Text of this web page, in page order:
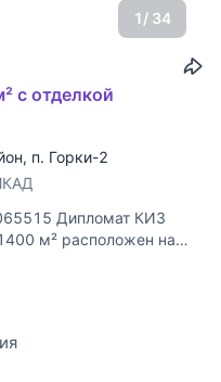
1/ 34
с отделкой
, п. Горки-2
Дипломат КИЗ
м² расположен на
отсылает к
фасадов читается